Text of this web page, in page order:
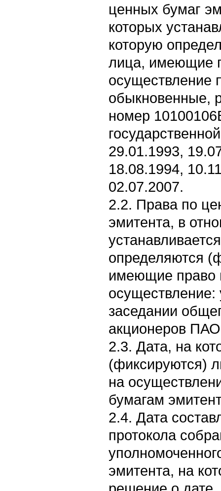
ценных бумаг
которых
которую
лица, имеющие
осуществление
обыкновенные,
номер
29.01.1993,
18.08.1994,
02.07.2007.
2.2. Права по
эмитента, в
определяются
имеющие право
осуществление:
заседании
акционеров
2.3. Дата, на
(фиксируются)
на
бумагам
2.4. Дата
протокола
эмитента, на